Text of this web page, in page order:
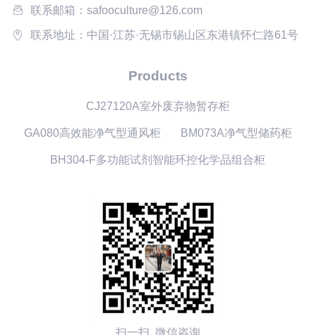
联系邮箱：safooculture@126.com
联系地址：中国·江苏·无锡市锡山区东港镇怀仁路61号
Products
CJ27120A室外废弃物暂存柜
GA080高效能净气型通风柜 BM073A净气型储药柜
BH304-F多功能试剂智能环控化学品组合柜